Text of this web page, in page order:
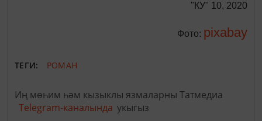
"КУ" 10, 2020
Фото: pixabay
ТЕГИ: РОМАН
Иң мөһим һәм кызыклы язмаларны Татмедиа
Telegram-каналында укыгыз